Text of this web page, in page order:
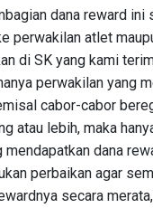
dana reward ini
perwakilan atlet
di SK yang kami
perwakilan yang
cabor-cabor
atau lebih, maka
mendapatkan dana
perbaikan agar
secara